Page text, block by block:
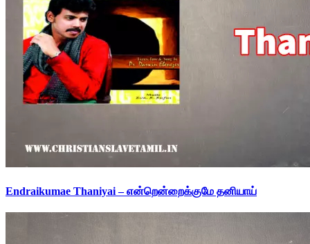
Endraikumae Thaniyai – என்றென்றைக்குமே தனியாய்